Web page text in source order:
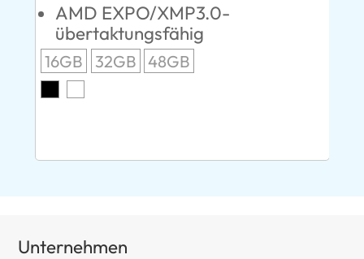
AMD EXPO/XMP3.0-
übertaktungsfähig
16GB 32GB 48GB
Unternehmen